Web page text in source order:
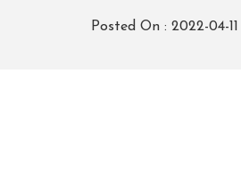
Posted On : 2022-04-11